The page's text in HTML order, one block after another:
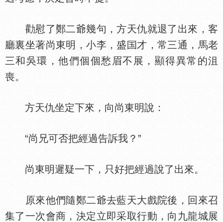
勸慰了鄭二爺幾句，方天仇就退了出來，客
廳裏坐著尚東明，小李，盛
才，常三通，馬老
三和吳環，他們個個愁眉不展，顯得異常的沮
喪。
方天仇坐定下來，向尚東明說：
“尚兄可否把經過告訴我？”
尚東明遲疑一下，只好把經過說了出來。
原來他們隨鄭二爺去藍天大戲院後，回來召
集了一次會商，決定立即采取行動，向九龍城展